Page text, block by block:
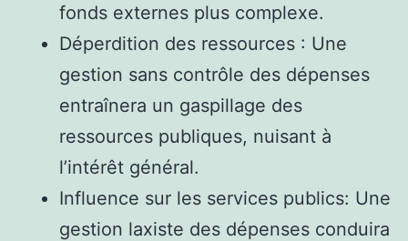
fonds externes plus complexe.
Déperdition des ressources : Une
gestion sans contrôle des dépenses
entraînera un gaspillage des
ressources publiques, nuisant à
l’intérêt général.
Influence sur les services publics: Une
gestion laxiste des dépenses conduira